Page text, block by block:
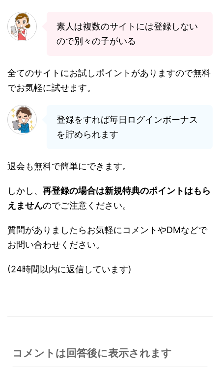
素人は複数のサイトには登録しない
ので別々の子がいる
全てのサイトにお試しポイントがありますので無料
でお気軽に試せます。
登録をすれば毎日ログインボーナス
を貯められます
退会も無料で簡単にできます。
しかし、 再登録の場合は新規特典のポイントはもら
えませんのでご注意ください。
質問がありましたらお気軽にコメントやDMなどで
お問い合わせください。
(24時間以内に返信しています)
コメントは回答後に表示されます